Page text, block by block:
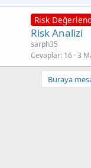
Risk
Risk Analizi
sarph35
Cevaplar 16 3
Buraya